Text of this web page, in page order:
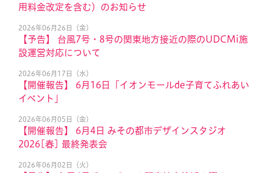
用料金改定を含む）のお知らせ
2026年06月26日（金）
【予告】 台風7号・8号の関東地方接近の際のUDCMi施
設運営対応について
2026年06月17日（水）
【開催報告】 6月16日「イオンモールde子育てふれあい
イベント」
2026年06月05日（金）
【開催報告】 6月4日 みその都市デザインスタジオ
2026[春] 最終発表会
2026年06月02日（火）